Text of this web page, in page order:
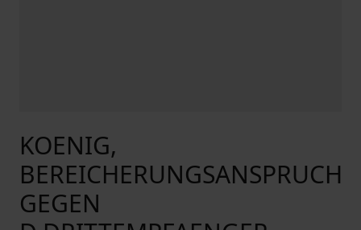
KOENIG,
BEREICHERUNGSANSPRUCH
GEGEN